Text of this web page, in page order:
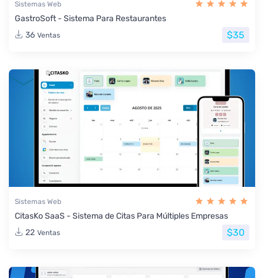
Sistemas Web
GastroSoft - Sistema Para Restaurantes
36 Ventas $35
Sistemas Web
CitasKo SaaS - Sistema de Citas Para Múltiples Empresas
22 Ventas $30